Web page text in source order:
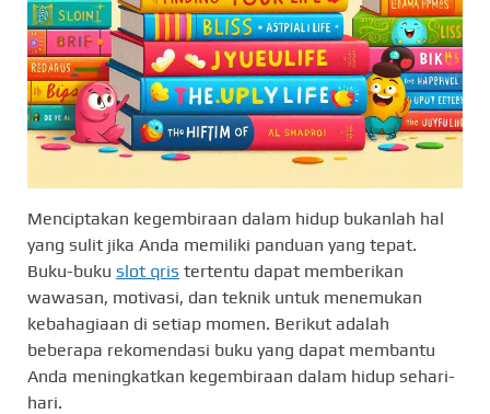
Menciptakan kegembiraan dalam hidup bukanlah hal
yang sulit jika Anda memiliki panduan yang tepat.
Buku-buku slot qris tertentu dapat memberikan
wawasan, motivasi, dan teknik untuk menemukan
kebahagiaan di setiap momen. Berikut adalah
beberapa rekomendasi buku yang dapat membantu
Anda meningkatkan kegembiraan dalam hidup sehari-
hari.